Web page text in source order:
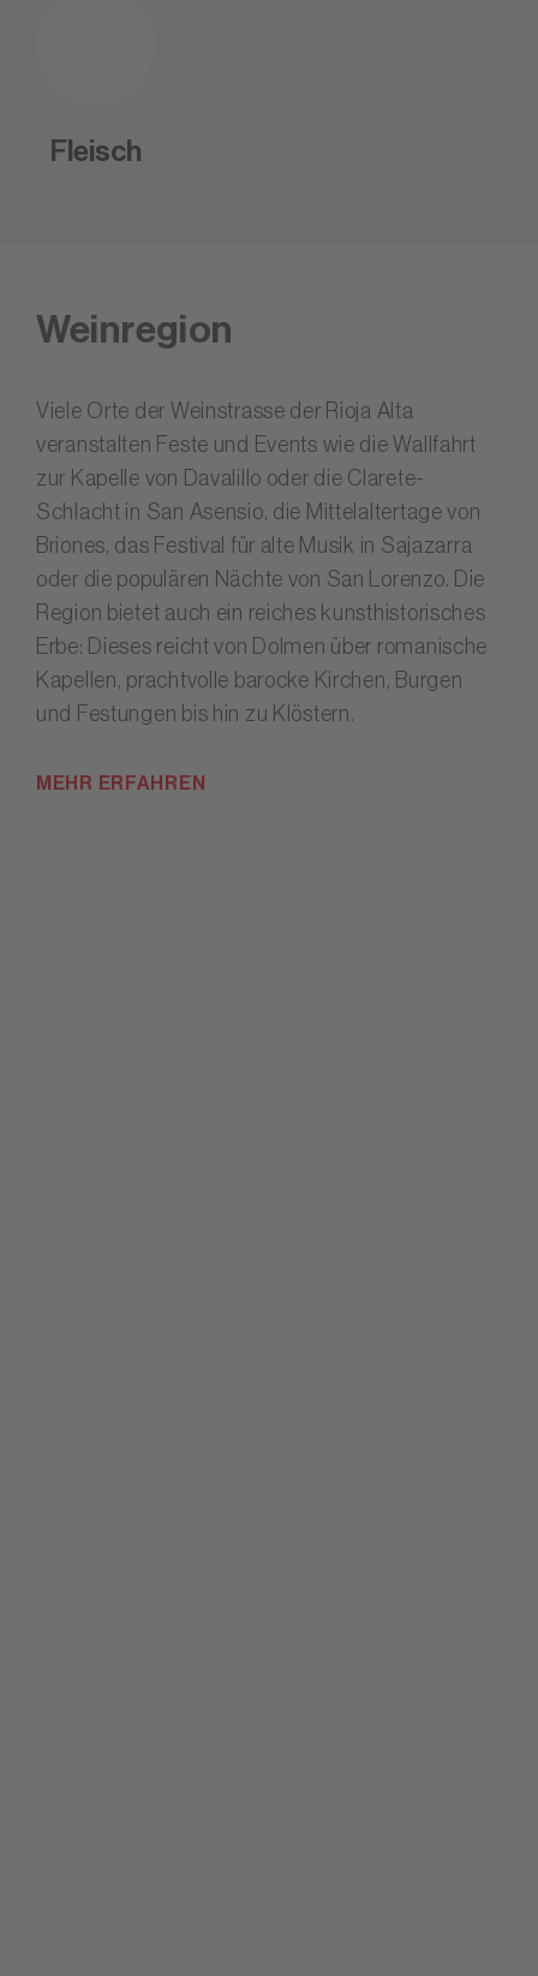
Fleisch
Weinregion
Viele Orte der Weinstrasse der Rioja Alta
veranstalten Feste und Events wie die Wallfahrt
zur Kapelle von Davalillo oder die Clarete-
Schlacht in San Asensio, die Mittelaltertage von
Briones, das Festival für alte Musik in Sajazarra
oder die populären Nächte von San Lorenzo. Die
Region bietet auch ein reiches kunsthistorisches
Erbe: Dieses reicht von Dolmen über romanische
Kapellen, prachtvolle barocke Kirchen, Burgen
und Festungen bis hin zu Klöstern.
MEHR ERFAHREN